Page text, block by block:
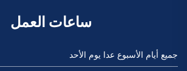
ساعات العمل
جميع أيام الأسبوع عدا يوم الأحد